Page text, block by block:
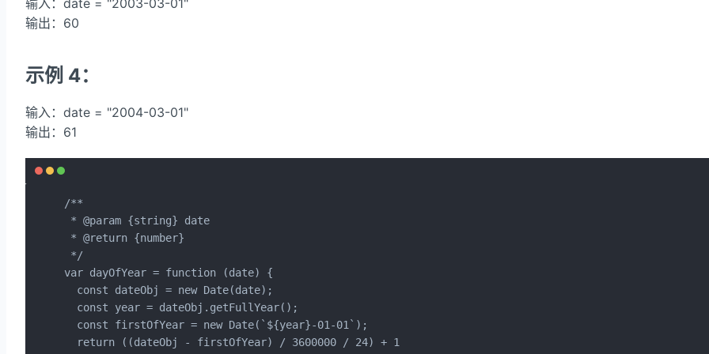
输入：date = "2003-03-01"
输出：60
示例 4：
输入：date = "2004-03-01"
输出：61
/**
* @param {string} date
* @return {number}
*/
var dayOfYear = function (date) {
  const dateObj = new Date(date);
  const year = dateObj.getFullYear();
  const firstOfYear = new Date(`${year}-01-01`);
  return ((dateObj - firstOfYear) / 3600000 / 24) + 1